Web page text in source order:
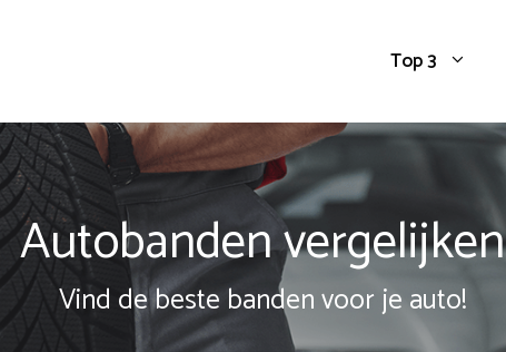
Top 3
Autobanden vergelijken
Vind de beste banden voor je auto!